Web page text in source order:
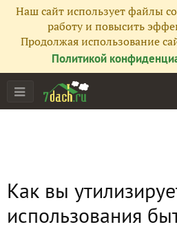
Наш сайт использует файлы
работу и повысить
Продолжая использование
Политикой
Как вы
использования